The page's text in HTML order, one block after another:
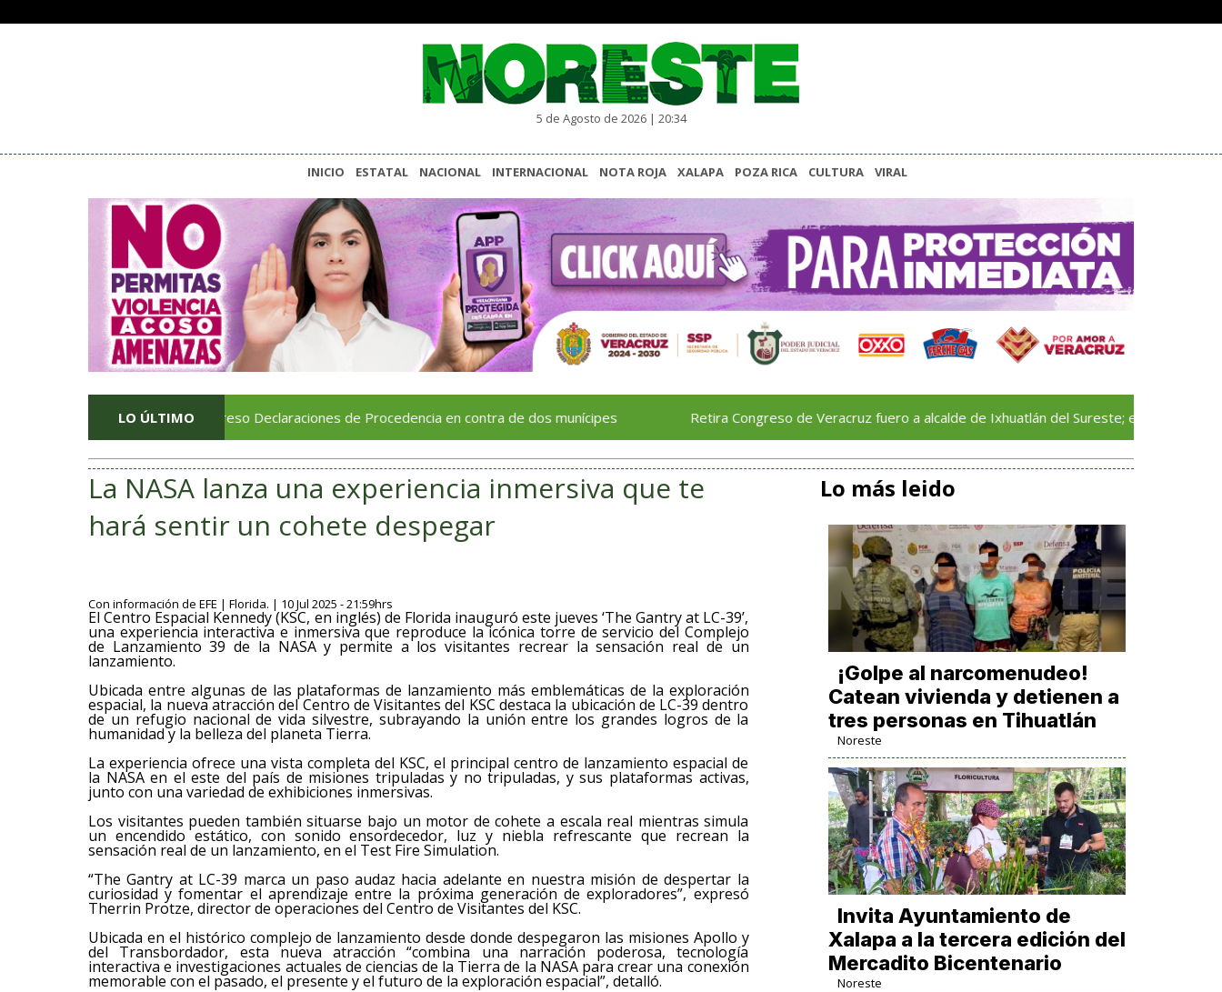
5 de Agosto de 2026 | 20:34
INICIO ESTATAL NACIONAL INTERNACIONAL NOTA ROJA XALAPA POZA RICA CULTURA VIRAL
LO ÚLTIMO
Aprueba Congreso Declaraciones de Procedencia en contra de dos munícipes ​Retira Congreso de Veracruz fuero a alcalde de Ixhuatlán del Sureste; es acusado del
La NASA lanza una experiencia inmersiva que te
hará sentir un cohete despegar
Con información de EFE | Florida. | 10 Jul 2025 - 21:59hrs
El Centro Espacial Kennedy (KSC, en inglés) de Florida inauguró este jueves ‘The Gantry at LC-39’,
una experiencia interactiva e inmersiva que reproduce la icónica torre de servicio del Complejo
de Lanzamiento 39 de la NASA y permite a los visitantes recrear la sensación real de un
lanzamiento.
Ubicada entre algunas de las plataformas de lanzamiento más emblemáticas de la exploración
espacial, la nueva atracción del Centro de Visitantes del KSC destaca la ubicación de LC-39 dentro
de un refugio nacional de vida silvestre, subrayando la unión entre los grandes logros de la
humanidad y la belleza del planeta Tierra.
La experiencia ofrece una vista completa del KSC, el principal centro de lanzamiento espacial de
la NASA en el este del país de misiones tripuladas y no tripuladas, y sus plataformas activas,
junto con una variedad de exhibiciones inmersivas.
Los visitantes pueden también situarse bajo un motor de cohete a escala real mientras simula
un encendido estático, con sonido ensordecedor, luz y niebla refrescante que recrean la
sensación real de un lanzamiento, en el Test Fire Simulation.
“The Gantry at LC-39 marca un paso audaz hacia adelante en nuestra misión de despertar la
curiosidad y fomentar el aprendizaje entre la próxima generación de exploradores”, expresó
Therrin Protze, director de operaciones del Centro de Visitantes del KSC.
Ubicada en el histórico complejo de lanzamiento desde donde despegaron las misiones Apollo y
del Transbordador, esta nueva atracción “combina una narración poderosa, tecnología
interactiva e investigaciones actuales de ciencias de la Tierra de la NASA para crear una conexión
memorable con el pasado, el presente y el futuro de la exploración espacial”, detalló.
Lo más leido
¡Golpe al narcomenudeo!
Catean vivienda y detienen a
tres personas en Tihuatlán
Noreste
Invita Ayuntamiento de
Xalapa a la tercera edición del
Mercadito Bicentenario
Noreste